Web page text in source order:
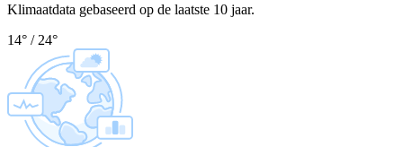
Klimaatdata gebaseerd op de laatste 10 jaar.
14° / 24°